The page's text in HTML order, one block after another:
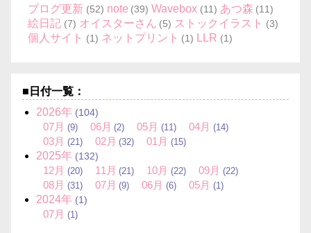
ブログ更新 (52) note (39) Wavebox (11) あつ森 (11)
絵日記 (7) オイスターさん (5) ストックイラスト (3)
個人サイト (1) ネットプリント (1) LLR (1)
■日付一覧：
2026年 (104)
07月 (9) 06月 (2) 05月 (11) 04月 (14)
03月 (21) 02月 (32) 01 月 (15)
2025年 (132)
12月 (20) 11 月 (21) 10月 (22) 09月 (22)
08月 (31) 07月 (9) 06月 (6) 05月 (1)
2024年 (1)
07月 (1)